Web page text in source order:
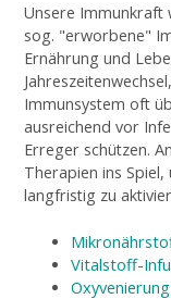
Unsere Immunkraft
sog. "erworbene"
Ernährung und
Immunsystem oft
ausreichend vor
Erreger schützen.
Therapien ins
langfristig zu
Vitalstoff-